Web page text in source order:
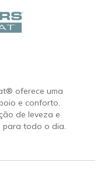
oferece uma
e conforto,
de leveza e
para todo o dia.